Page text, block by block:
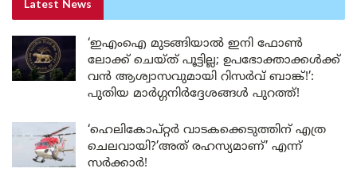
Latest News
‘ഇഎംഐ മുടങ്ങിയാൽ ഇനി ഫോൺ
ലോക്ക് ചെയ്ത് പൂട്ടില്ല; ഉപഭോക്താക്കൾക്ക്
വൻ ആശ്വാസവുമായി റിസർവ് ബാങ്ക്!’:
പുതിയ മാർഗ്ഗനിർദ്ദേശങ്ങൾ പുറത്ത്!
‘ഹെലികോപ്റ്റർ വാടകക്കെടുത്തിന് എത്ര
ചെലവായി?’അത് രഹസ്യമാണ്’ എന്ന്
സർക്കാർ!